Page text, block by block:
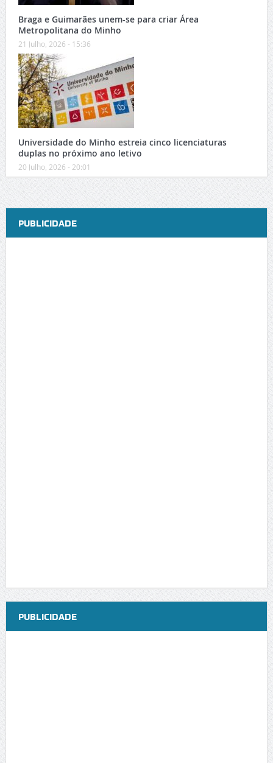
Braga e Guimarães unem-se para criar Área
Metropolitana do Minho
21 Julho, 2026 - 15:36
Universidade do Minho estreia cinco licenciaturas
duplas no próximo ano letivo
20 Julho, 2026 - 20:01
PUBLICIDADE
PUBLICIDADE